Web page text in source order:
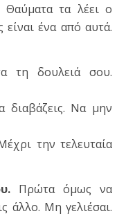
Θαύματα τα λέει ο
ένα από αυτά.
τη δουλειά σου.
Να μην
την τελευταία
Πρώτα όμως να
άλλο. Μη γελιέσαι.